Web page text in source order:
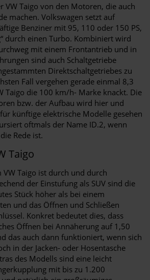
VW Taigo von den Motoren, die auch
machen. Volkswagen setzt auf
Benziner mit 95, 110 oder 150 PS,
durch einen Turbo. Kombiniert wird
mit einem Frontantrieb und in
sind auch Schaltgetriebe
Direktschaltgetriebes zu
Fall vergehen gerade einmal 8,3
Taigo die 100 km/h- Marke knackt. Die
bzw. der Aufbau wird hier und
künftige elektrische Modelle gesehen
oftmals der Name ID.2, wenn
Rede ist.
Taigo
VW Taigo ist durch und durch
der Einstufung als SUV sind die
Stück höher als bei einem
und das Öffnen und Schließen
Konkret bedeutet dies, dass
Öffnen bei Annäherung auf 1,50
das auch dann funktioniert, wenn sich
in der Jacken- oder Hosentasche
des Modells sind eine leicht
mit bis zu 1.200